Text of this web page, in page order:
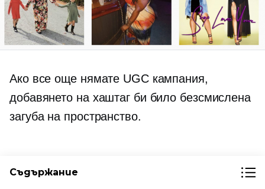
Ако все още нямате UGC кампания,
добавянето на хаштаг би било безсмислена
загуба на пространство.
информация
Съдържание